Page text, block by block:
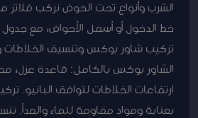
الشرب وأنواع تحت الحوض نركب فلاتر
خط الدخول أو أسفل الأحواض، مع جدول
تركيب شاور بوكس وتنسيق الخلاطات
الشاور بوكس بالكامل: قاعدة عزل،
ارتفاعات الخلاطات لتوافق البانيو.
بعناية ومواد مقاومة للماء والصدأ.